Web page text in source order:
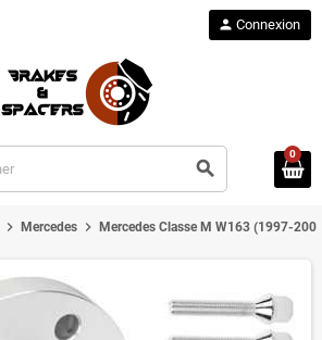
search
person Connexion
0
chevron_right Mercedes chevron_right Mercedes Classe M W163 (1997-